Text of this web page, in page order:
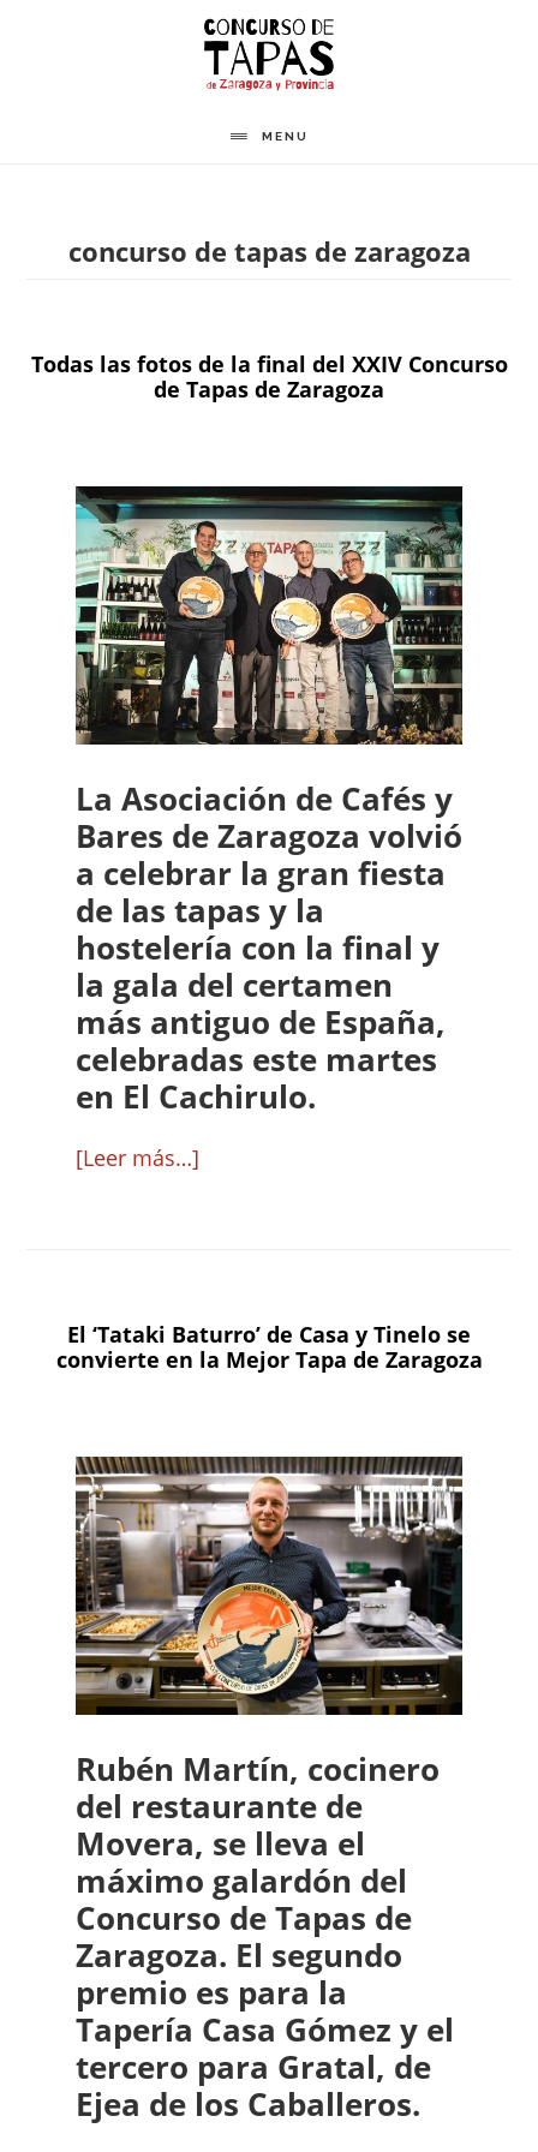
MENU
concurso de tapas de zaragoza
Todas las fotos de la final del XXIV Concurso
de Tapas de Zaragoza
La Asociación de Cafés y
Bares de Zaragoza volvió
a celebrar la gran fiesta
de las tapas y la
hostelería con la final y
la gala del certamen
más antiguo de España,
celebradas este martes
en El Cachirulo.
[Leer más…]acerca
de
del
XXIV
Concurso
de
Tapas
de
Zaragoza
El ‘Tataki Baturro’ de Casa y Tinelo se
convierte en la Mejor Tapa de Zaragoza
Rubén Martín, cocinero
del restaurante de
Movera, se lleva el
máximo galardón del
Concurso de Tapas de
Zaragoza. El segundo
premio es para la
Tapería Casa Gómez y el
tercero para Gratal, de
Ejea de los Caballeros.